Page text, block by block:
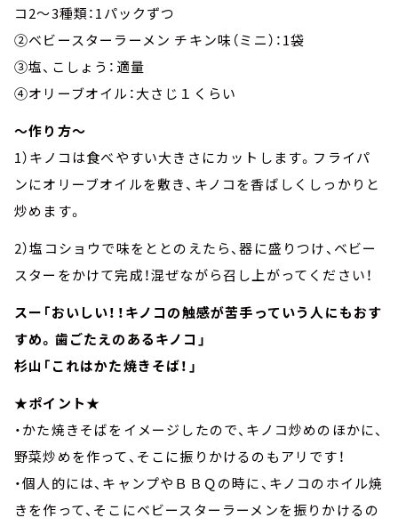
コ2～3種類：1パックずつ
②ベビースターラーメン チキン味（ミニ）：1袋
③塩、こしょう：適量
④オリーブオイル：大さじ１くらい
～作り方～
1）キノコは食べやすい大きさにカットします。フライパ
ンにオリーブオイルを敷き、キノコを香ばしくしっかりと
炒めます。
2）塩コショウで味をととのえたら、器に盛りつけ、ベビー
スターをかけて完成！混ぜながら召し上がってください！
スー「おいしい！！キノコの触感が苦手っていう人にもおす
すめ。歯ごたえのあるキノコ」
杉山「これはかた焼きそば！」
★ポイント★
・かた焼きそばをイメージしたので、キノコ炒めのほかに、
野菜炒めを作って、そこに振りかけるのもアリです！
・個人的には、キャンプやＢＢＱの時に、キノコのホイル焼
きを作って、そこにベビースターラーメンを振りかけるの